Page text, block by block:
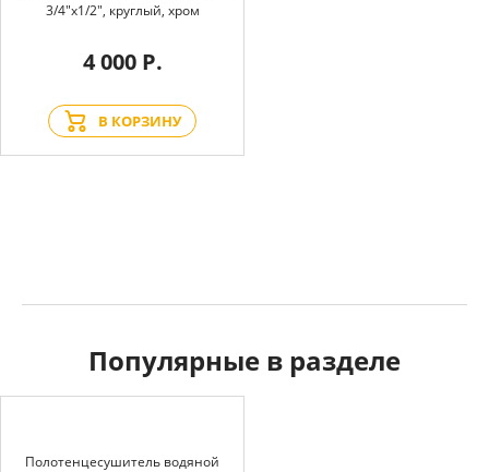
3/4"х1/2", круглый, хром
4 000 Р.
В КОРЗИНУ
Популярные в разделе
Полотенцесушитель водяной